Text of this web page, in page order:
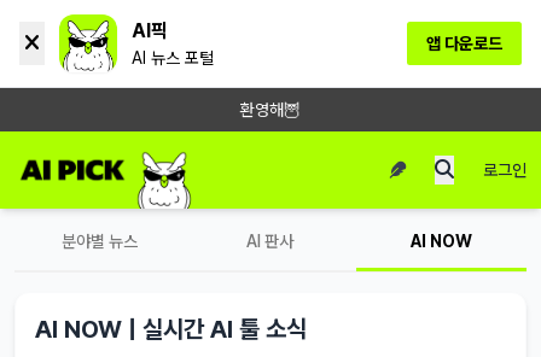
AI픽
AI 뉴스 포털
앱 다운로드
환영해🦉
로그인
분야별 뉴스 AI 판사 AI NOW
AI NOW | 실시간 AI 툴 소식